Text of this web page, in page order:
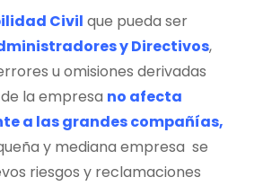
Civil que pueda ser
y Directivos,
u omisiones derivadas
la empresa no afecta
a las grandes compañías,
y mediana empresa se
riesgos y reclamaciones